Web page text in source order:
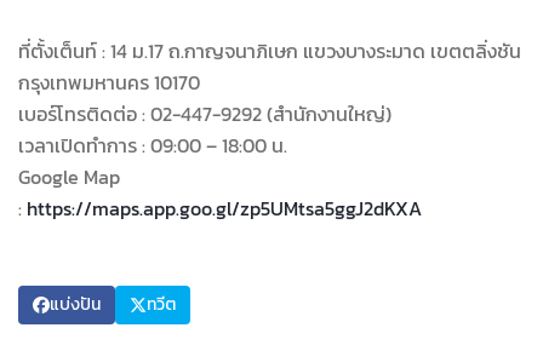
ที่ตั้งเต็นท์ : 14 ม.17 ถ.กาญจนาภิเษก แขวงบางระมาด เขตตลิ่งชัน
กรุงเทพมหานคร 10170
เบอร์โทรติดต่อ : 02-447-9292 (สำนักงานใหญ่)
เวลาเปิดทำการ : 09:00 – 18:00 น.
Google Map
: https://maps.app.goo.gl/zp5UMtsa5ggJ2dKXA
แบ่งปัน ทวีต